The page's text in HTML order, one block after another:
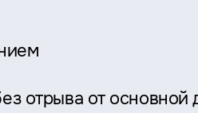
отрыва от основной